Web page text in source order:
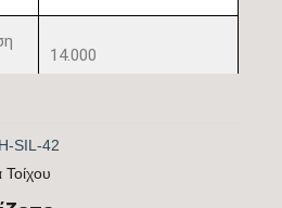
SIL-42
Τοίχου
14.000
ΝΑΙ